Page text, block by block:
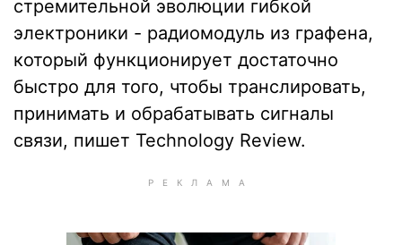
стремительной эволюции гибкой
электроники - радиомодуль из графена,
который функционирует достаточно
быстро для того, чтобы транслировать,
принимать и обрабатывать сигналы
связи, пишет Technology Review.